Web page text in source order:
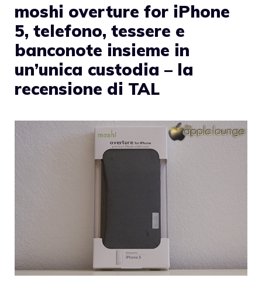
moshi overture for iPhone
5, telefono, tessere e
banconote insieme in
un’unica custodia – la
recensione di TAL